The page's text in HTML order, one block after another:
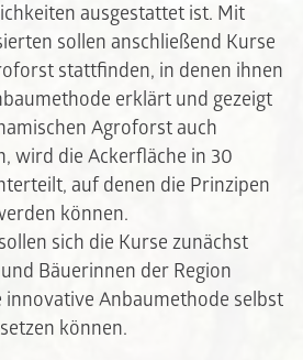
ausgestattet ist. Mit
sollen anschließend Kurse
stattfinden, in denen ihnen
erklärt und gezeigt
Agroforst auch
wird die Ackerfläche in 30
auf denen die Prinzipen
können.
sich die Kurse zunächst
Bäuerinnen der Region
innovative Anbaumethode selbst
können.